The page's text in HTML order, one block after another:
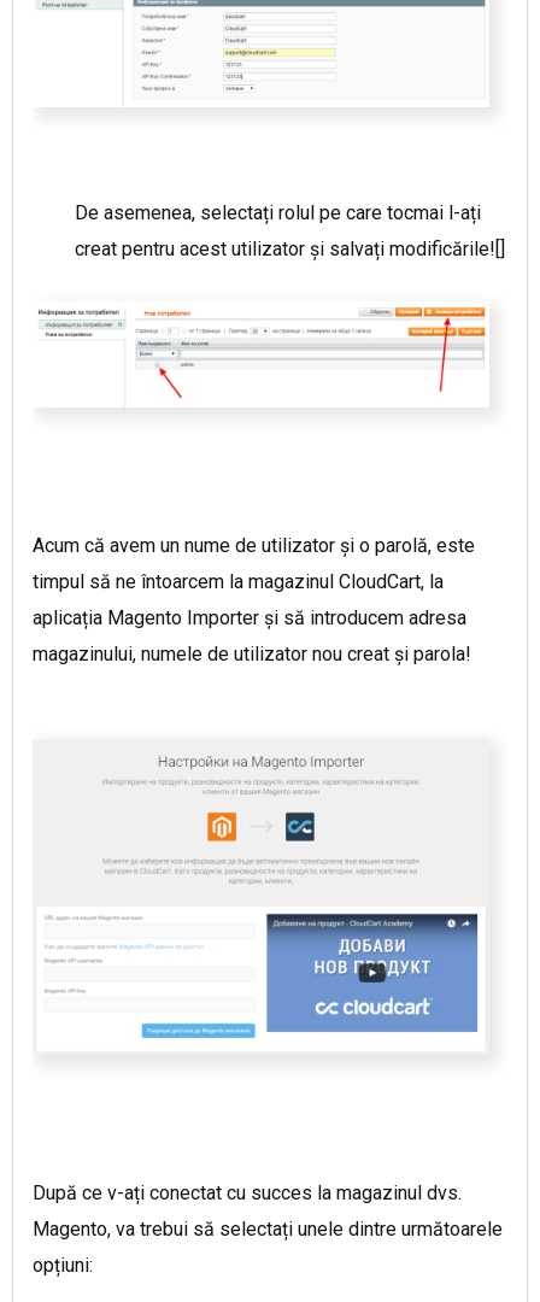
De asemenea, selectați rolul pe care tocmai l-ați
creat pentru acest utilizator și salvați modificările![]
Acum că avem un nume de utilizator și o parolă, este
timpul să ne întoarcem la magazinul CloudCart, la
aplicația Magento Importer și să introducem adresa
magazinului, numele de utilizator nou creat și parola!
După ce v-ați conectat cu succes la magazinul dvs.
Magento, va trebui să selectați unele dintre următoarele
opțiuni: